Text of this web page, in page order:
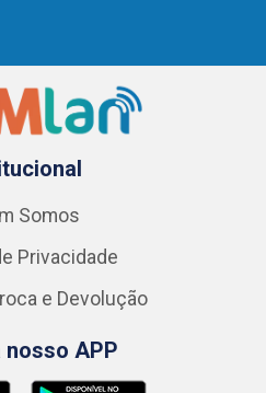
Somos
Privacidade
e Devolução
nosso APP